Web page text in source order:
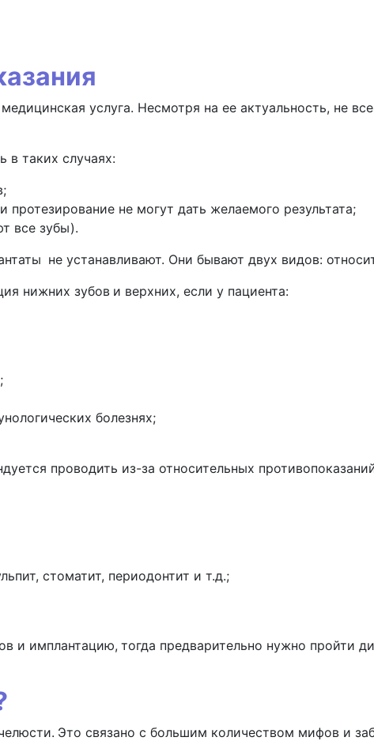
услуга. Несмотря на ее актуальность, не
в таких случаях:
протезирование не могут дать желаемого результата;
все зубы).
не устанавливают. Они бывают двух видов:
нижних зубов и верхних, если у пациента:
болезнях;
проводить из-за относительных
стоматит, периодонтит и т.д.;
и имплантацию, тогда предварительно нужно пройти
Это связано с большим количеством мифов и